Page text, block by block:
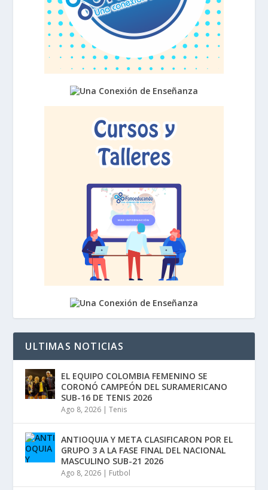
ULTIMAS NOTICIAS
EL EQUIPO COLOMBIA FEMENINO SE
CORONÓ CAMPEÓN DEL SURAMERICANO
SUB-16 DE TENIS 2026
Ago 8, 2026 |Tenis
ANTIOQUIA Y META CLASIFICARON POR EL
GRUPO 3 A LA FASE FINAL DEL NACIONAL
MASCULINO SUB-21 2026
Ago 8, 2026 | Futbol